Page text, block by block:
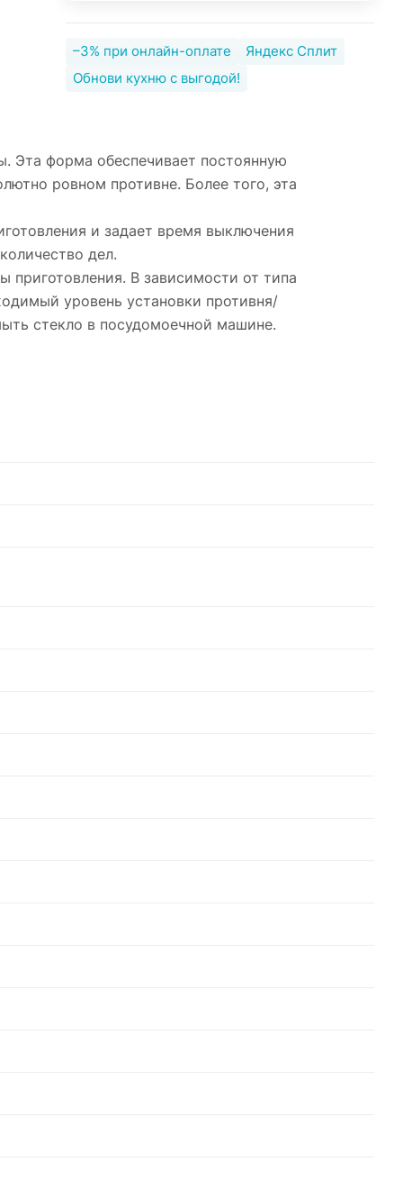
–3% при онлайн-оплате
Яндекс Сплит
Обнови кухню с выгодой!
Эта форма обеспечивает постоянную
ровном противне. Более того, эта
и задает время выключения
дел.
В зависимости от типа
уровень установки противня/
стекло в посудомоечной машине.